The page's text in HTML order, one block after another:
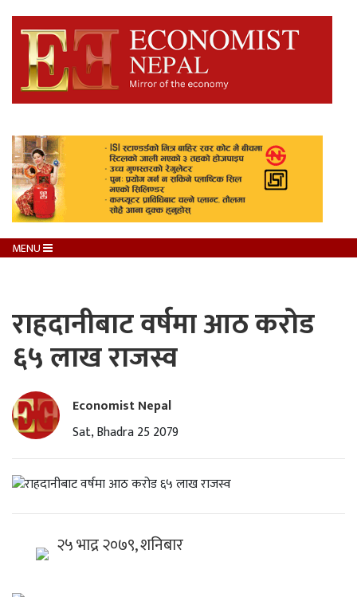
MENU
राहदानीबाट वर्षमा आठ करोड
६५ लाख राजस्व
Economist Nepal
Sat, Bhadra 25 2079
२५ भाद्र २०७९, शनिबार